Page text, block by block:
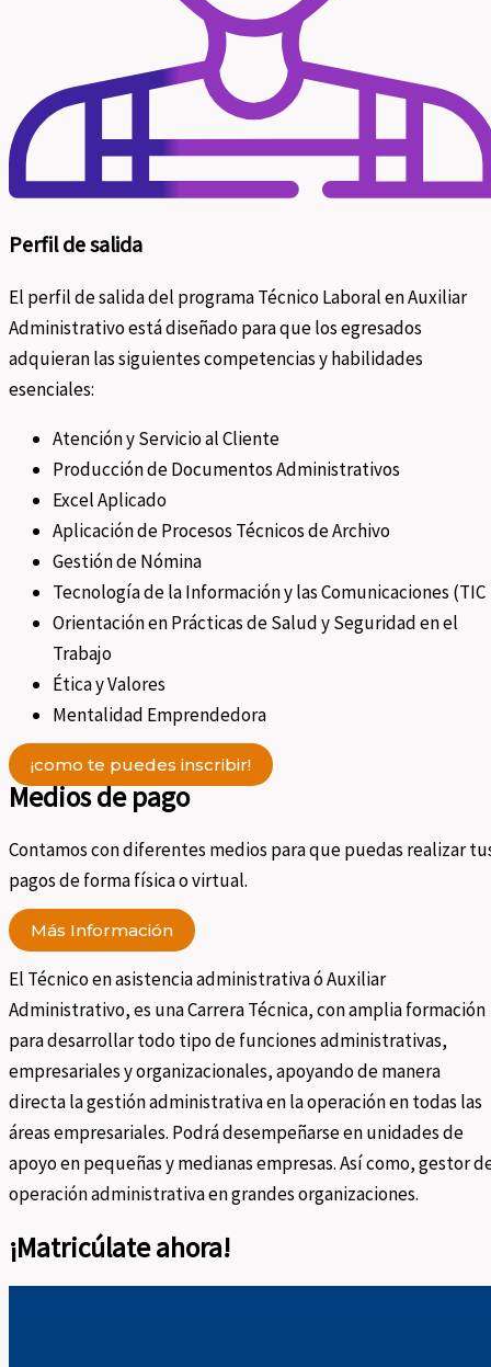
Perfil de salida
El perfil de salida del programa Técnico Laboral en Auxiliar
Administrativo está diseñado para que los egresados
adquieran las siguientes competencias y habilidades
esenciales:
Atención y Servicio al Cliente
Producción de Documentos Administrativos
Excel Aplicado
Aplicación de Procesos Técnicos de Archivo
Gestión de Nómina
Tecnología de la Información y las Comunicaciones (TIC
Orientación en Prácticas de Salud y Seguridad en el
Trabajo
Ética y Valores
Mentalidad Emprendedora
¡como te puedes inscribir!
Medios de pago
Contamos con diferentes medios para que puedas realizar
pagos de forma física o virtual.
Más Información
El Técnico en asistencia administrativa ó Auxiliar
Administrativo, es una Carrera Técnica, con amplia formación
para desarrollar todo tipo de funciones administrativas,
empresariales y organizacionales, apoyando de manera
directa la gestión administrativa en la operación en todas las
áreas empresariales. Podrá desempeñarse en unidades de
apoyo en pequeñas y medianas empresas. Así como, gestor
operación administrativa en grandes organizaciones.
¡Matricúlate ahora!